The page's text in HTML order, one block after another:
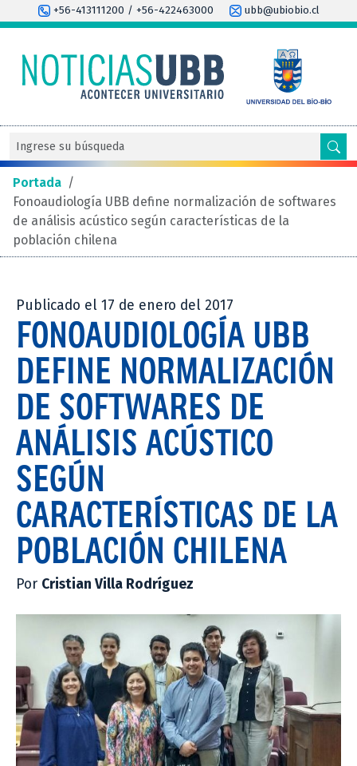
+56-413111200 / +56-422463000 ubb@ubiobio.cl
Portada /
Fonoaudiología UBB define normalización de softwares
de análisis acústico según características de la
población chilena
Publicado el 17 de enero del 2017
FONOAUDIOLOGÍA UBB
DEFINE NORMALIZACIÓN
DE SOFTWARES DE
ANÁLISIS ACÚSTICO
SEGÚN
CARACTERÍSTICAS DE LA
POBLACIÓN CHILENA
Por Cristian Villa Rodríguez